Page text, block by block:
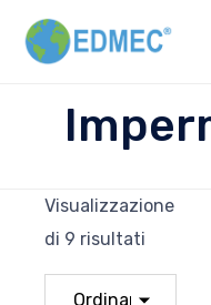
Visualizzazione
di 9 risultati